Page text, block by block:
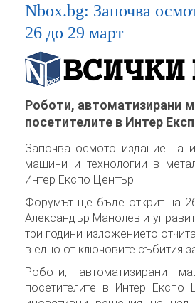
Nbox.bg: Започва
26 до 29 март
Роботи, автоматизирани
посетителите в Интер
Започва осмото издание на
машини и технологии в
Интер Експо Център.
Форумът ще бъде открит на
Александър Манолев и
три години изложението
в едно от ключовите събития
Роботи, автоматизирани
посетителите в Интер